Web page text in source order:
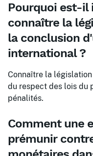
Pourquoi est-il
connaître la
la conclusion
international ?
Connaître la
du respect des lois du
pénalités.
Comment une
prémunir